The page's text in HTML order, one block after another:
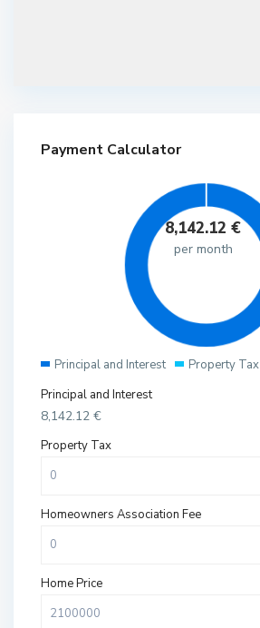
Payment Calculator
8,142.12 €
per month
Principal and Interest Property Tax
Principal and Interest
8,142.12 €
Property Tax
Homeowners Association Fee
Home Price